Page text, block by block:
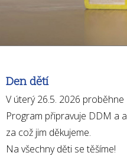
Fotogalerie
Sovičky
Datlíci
Drozdíci
Sýkorky
Den dětí
V úterý 26.5. 2026
Program připravuje DDM a
za což jim děkujeme.
Na všechny děti se těšíme!